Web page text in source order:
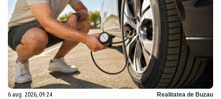
6 aug. 2026, 09:24 Realitatea de Buzau